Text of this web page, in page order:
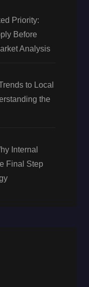
Priority:
Before
Analysis
to Local
the
Internal
Final Step